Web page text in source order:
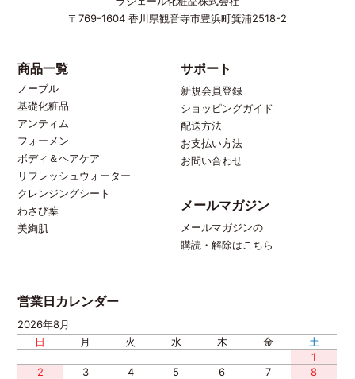
〒769-1604 香川県観音寺市豊浜町箕浦2518-2
商品一覧
ノーブル
基礎化粧品
アンティム
フォーメン
ボディ＆ヘアケア
リフレッシュウォーター
クレンジングシート
わさび葉
美絢肌
サポート
新規会員登録
ショッピングガイド
配送方法
お支払い方法
お問い合わせ
メールマガジン
メールマガジンの
購読・解除はこちら
営業日カレンダー
2026年8月
日
月 火 水 木 金
土
1
2
3 4 5 6 7
8